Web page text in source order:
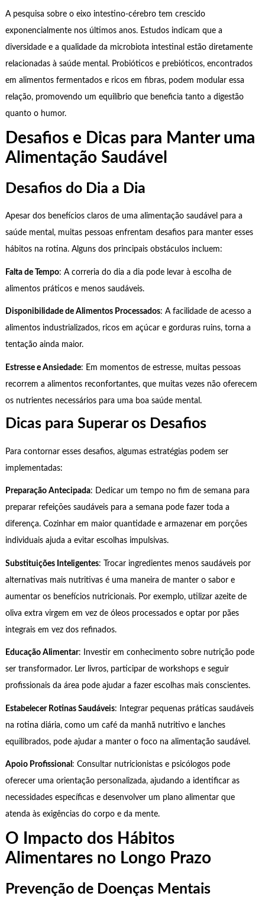
A pesquisa sobre o eixo intestino-cérebro tem crescido
exponencialmente nos últimos anos. Estudos indicam que a
diversidade e a qualidade da microbiota intestinal estão diretamente
relacionadas à saúde mental. Probióticos e prebióticos, encontrados
em alimentos fermentados e ricos em fibras, podem modular essa
relação, promovendo um equilíbrio que beneficia tanto a digestão
quanto o humor.
Desafios e Dicas para Manter uma
Alimentação Saudável
Desafios do Dia a Dia
Apesar dos benefícios claros de uma alimentação saudável para a
saúde mental, muitas pessoas enfrentam desafios para manter esses
hábitos na rotina. Alguns dos principais obstáculos incluem:
Falta de Tempo: A correria do dia a dia pode levar à escolha de
alimentos práticos e menos saudáveis.
Disponibilidade de Alimentos Processados: A facilidade de acesso a
alimentos industrializados, ricos em açúcar e gorduras ruins, torna a
tentação ainda maior.
Estresse e Ansiedade: Em momentos de estresse, muitas pessoas
recorrem a alimentos reconfortantes, que muitas vezes não oferecem
os nutrientes necessários para uma boa saúde mental.
Dicas para Superar os Desafios
Para contornar esses desafios, algumas estratégias podem ser
implementadas:
Preparação Antecipada: Dedicar um tempo no fim de semana para
preparar refeições saudáveis para a semana pode fazer toda a
diferença. Cozinhar em maior quantidade e armazenar em porções
individuais ajuda a evitar escolhas impulsivas.
Substituições Inteligentes: Trocar ingredientes menos saudáveis por
alternativas mais nutritivas é uma maneira de manter o sabor e
aumentar os benefícios nutricionais. Por exemplo, utilizar azeite de
oliva extra virgem em vez de óleos processados e optar por pães
integrais em vez dos refinados.
Educação Alimentar: Investir em conhecimento sobre nutrição pode
ser transformador. Ler livros, participar de workshops e seguir
profissionais da área pode ajudar a fazer escolhas mais conscientes.
Estabelecer Rotinas Saudáveis: Integrar pequenas práticas saudáveis
na rotina diária, como um café da manhã nutritivo e lanches
equilibrados, pode ajudar a manter o foco na alimentação saudável.
Apoio Profissional : Consultar nutricionistas e psicólogos pode
oferecer uma orientação personalizada, ajudando a identificar as
necessidades específicas e desenvolver um plano alimentar que
atenda às exigências do corpo e da mente.
O Impacto dos Hábitos
Alimentares no Longo Prazo
Prevenção de Doenças Mentais